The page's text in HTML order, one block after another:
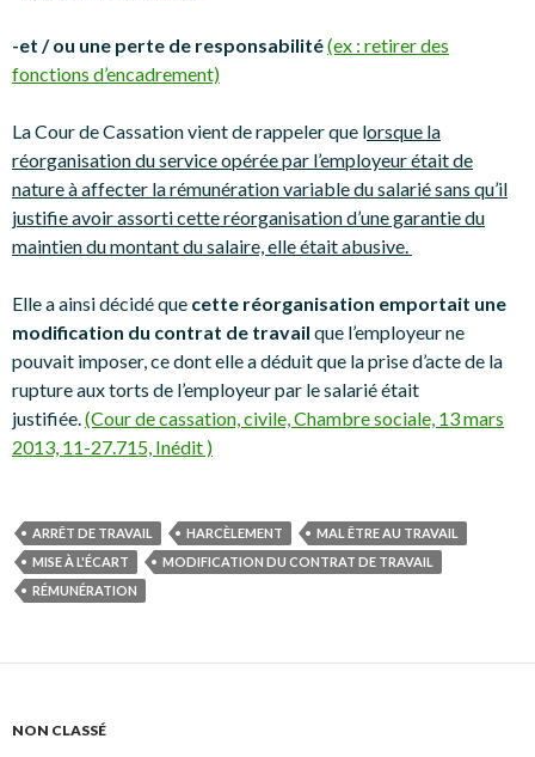
-et / ou une perte de responsabilité(ex : retirer des
fonctions d’encadrement)
La Cour de Cassation vient de rappeler que lorsque la
réorganisation du service opérée par l’employeur était de
nature à affecter la rémunération variable du salarié sans qu’il
justifie avoir assorti cette réorganisation d’une garantie du
maintien du montant du salaire, elle était abusive.
Elle a ainsi décidé que cette réorganisation emportait une
modification du contrat de travail que l’employeur ne
pouvait imposer, ce dont elle a déduit que la prise d’acte de la
rupture aux torts de l’employeur par le salarié était
justifiée.(Cour de cassation, civile, Chambre sociale, 13 mars
2013, 11-27.715, Inédit )
ARRÊT DE TRAVAIL HARCÈLEMENT
MAL ÊTRE AU TRAVAIL
MISE À L'ÉCART
MODIFICATION DU CONTRAT DE TRAVAIL
RÉMUNÉRATION
NON CLASSÉ